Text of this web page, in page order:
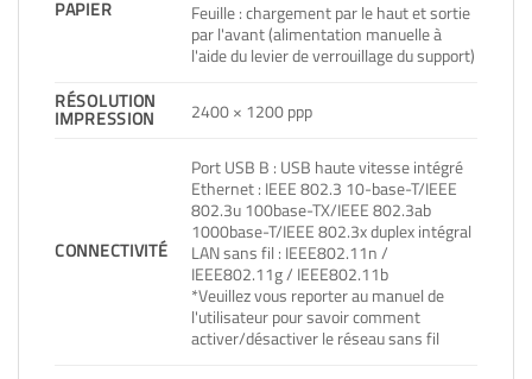
PAPIER
Feuille : chargement par le haut et sortie
par l'avant (alimentation manuelle à
l'aide du levier de verrouillage du support)
RÉSOLUTION
IMPRESSION 2400 × 1200 ppp
CONNECTIVITÉ
Port USB B : USB haute vitesse intégré
Ethernet : IEEE 802.3 10-base-T/IEEE
802.3u 100base-TX/IEEE 802.3ab
1000base-T/IEEE 802.3x duplex intégral
LAN sans fil : IEEE802.11n /
IEEE802.11g / IEEE802.11b
*Veuillez vous reporter au manuel de
l'utilisateur pour savoir comment
activer/désactiver le réseau sans fil